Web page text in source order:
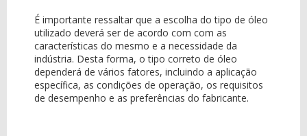
É importante ressaltar que a escolha do tipo de óleo
utilizado deverá ser de acordo com com as
características do mesmo e a necessidade da
indústria. Desta forma, o tipo correto de óleo
dependerá de vários fatores, incluindo a aplicação
específica, as condições de operação, os requisitos
de desempenho e as preferências do fabricante.